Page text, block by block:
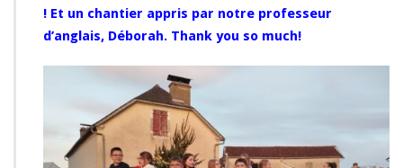
! Et un chantier appris par notre professeur
d’anglais, Déborah. Thank you so much!